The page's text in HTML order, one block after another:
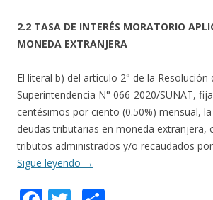
2.2 TASA DE INTERÉS MORATORIO
MONEDA EXTRANJERA
El literal b) del artículo 2° de la Resolución
Superintendencia N° 066-2020/SUNAT,
centésimos por ciento (0.50%) mensual,
deudas tributarias en moneda extranjera,
tributos administrados y/o recaudados por
Sigue leyendo →